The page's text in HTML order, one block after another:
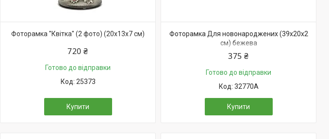
Фоторамка "Квітка" (2 фото) (20х13х7 см)
720 ₴
Готово до відправки
25373
Купити
Фоторамка Для новонароджених (39х20х2
см) бежева
375 ₴
Готово до відправки
32770A
Купити